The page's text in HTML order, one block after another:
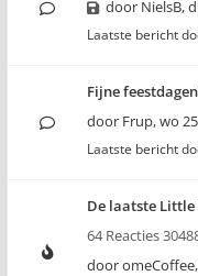
door NielsB,
Laatste bericht
Fijne
door Frup,wo
Laatste bericht
De laatste Little
64 Reacties
dooromeCoffee,